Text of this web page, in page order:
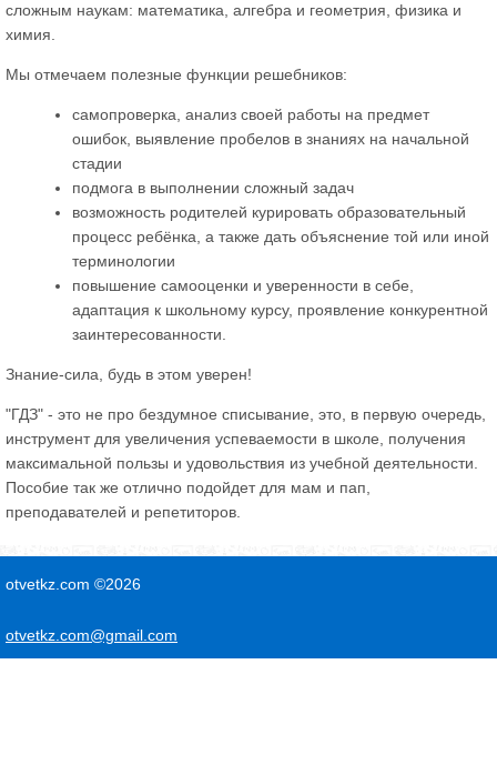
сложным наукам: математика, алгебра и геометрия, физика и
химия.
Мы отмечаем полезные функции решебников:
самопроверка, анализ своей работы на предмет
ошибок, выявление пробелов в знаниях на начальной
стадии
подмога в выполнении сложный задач
возможность родителей курировать образовательный
процесс ребёнка, а также дать объяснение той или иной
терминологии
повышение самооценки и уверенности в себе,
адаптация к школьному курсу, проявление конкурентной
заинтересованности.
Знание-сила, будь в этом уверен!
"ГДЗ" - это не про бездумное списывание, это, в первую очередь,
инструмент для увеличения успеваемости в школе, получения
максимальной пользы и удовольствия из учебной деятельности.
Пособие так же отлично подойдет для мам и пап,
преподавателей и репетиторов.
otvetkz.com ©2026
otvetkz.com@gmail.com